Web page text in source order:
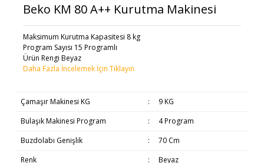
Beko KM 80 A++ Kurutma Makinesi
Maksimum Kurutma Kapasitesi 8 kg
Program Sayısı 15 Programlı
Ürün Rengi Beyaz
Daha Fazla İncelemek İçin Tıklayın
Çamaşır Makinesi KG :
9 KG
Bulaşık Makinesi Program
:
4 Program
Buzdolabı Genişlik
:
70 Cm
Renk
:
Beyaz